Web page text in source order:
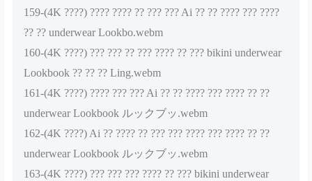
159-(4K ????) ???? ???? ?? ??? ??? Ai ?? ?? ???? ??? ????
?? ?? underwear Lookbo.webm
160-(4K ????) ??? ??? ?? ??? ???? ?? ??? bikini underwear
Lookbook ?? ?? ?? Ling.webm
161-(4K ????) ???? ??? ??? Ai ?? ?? ???? ??? ???? ?? ??
underwear Lookbook ルックブッ.webm
162-(4K ????) Ai ?? ???? ?? ??? ??? ???? ??? ???? ?? ??
underwear Lookbook ルックブッ.webm
163-(4K ????) ??? ??? ??? ???? ?? ??? bikini underwear